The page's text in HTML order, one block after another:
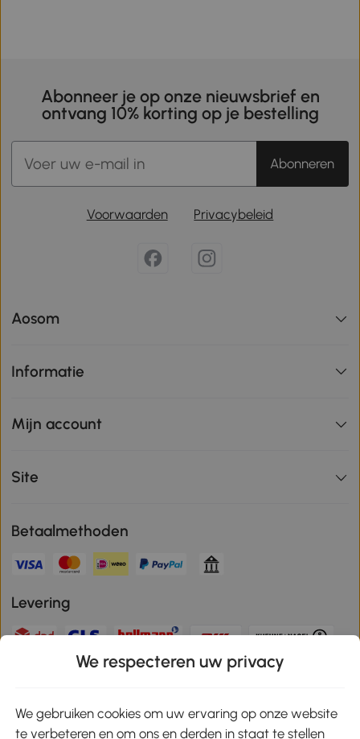
Abonneer je op onze nieuwsbrief en
ontvang 10% korting op je bestelling
Abonneren
Voorwaarden Privacybeleid
Aosom
Informatie
Mijn account
Site
Betaalmethoden
Levering
We respecteren uw privacy
We gebruiken cookies om uw ervaring op onze website
te verbeteren en om ons en derden in staat te stellen